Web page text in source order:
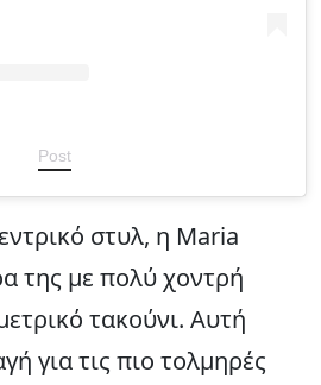
Post
στυλ, η Maria
της με πολύ χοντρή
τακούνι. Αυτή
για τις πιο τολμηρές